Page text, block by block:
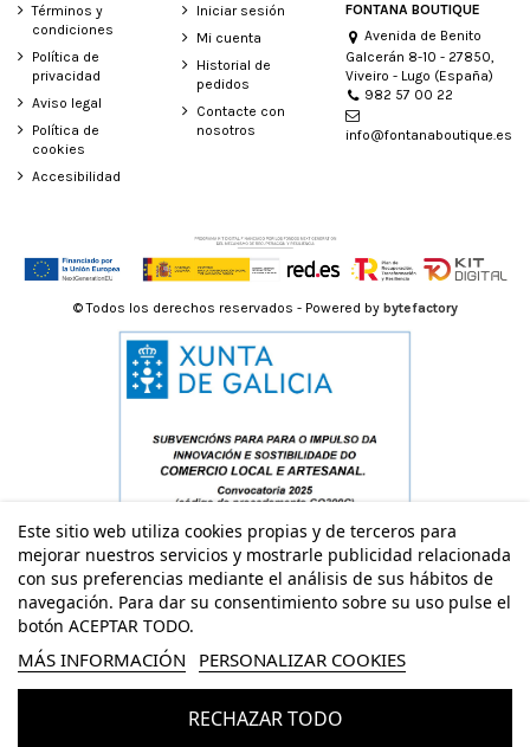
Términos y
condiciones
Política de
privacidad
Aviso legal
Política de
cookies
Accesibilidad
Iniciar sesión
Mi cuenta
Historial de
pedidos
Contacte con
nosotros
FONTANA BOUTIQUE
Avenida de Benito
Galcerán 8-10 - 27850,
Viveiro - Lugo (España)
982 57 00 22
info@fontanaboutique.es
Este sitio web utiliza cookies propias y de terceros para
mejorar nuestros servicios y mostrarle publicidad relacionada
con sus preferencias mediante el análisis de sus hábitos de
navegación. Para dar su consentimiento sobre su uso pulse el
botón ACEPTAR TODO.
MÁS INFORMACIÓN PERSONALIZAR COOKIES
RECHAZAR TODO
© Todos los derechos reservados - Powered by bytefactory